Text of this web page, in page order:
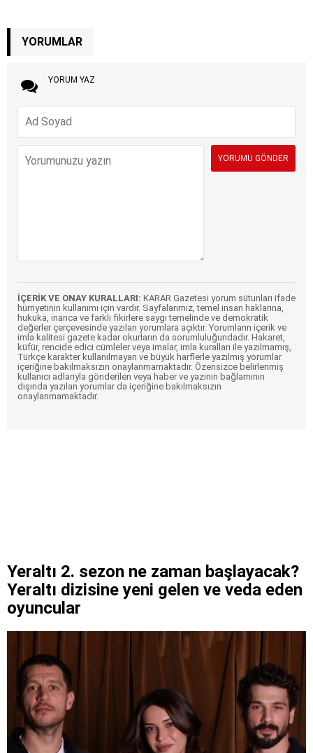
YORUMLAR
YORUM YAZ
İÇERİK VE ONAY KURALLARI: KARAR Gazetesi yorum sütunları ifade
hürriyetinin kullanımı için vardır. Sayfalarımız, temel insan haklarına,
hukuka, inanca ve farklı fikirlere saygı temelinde ve demokratik
değerler çerçevesinde yazılan yorumlara açıktır. Yorumların içerik ve
imla kalitesi gazete kadar okurların da sorumluluğundadır. Hakaret,
küfür, rencide edici cümleler veya imalar, imla kuralları ile yazılmamış,
Türkçe karakter kullanılmayan ve büyük harflerle yazılmış yorumlar
içeriğine bakılmaksızın onaylanmamaktadır. Özensizce belirlenmiş
kullanıcı adlarıyla gönderilen veya haber ve yazının bağlamının
dışında yazılan yorumlar da içeriğine bakılmaksızın
onaylanmamaktadır.
Yeraltı 2. sezon ne zaman başlayacak?
Yeraltı dizisine yeni gelen ve veda eden
oyuncular